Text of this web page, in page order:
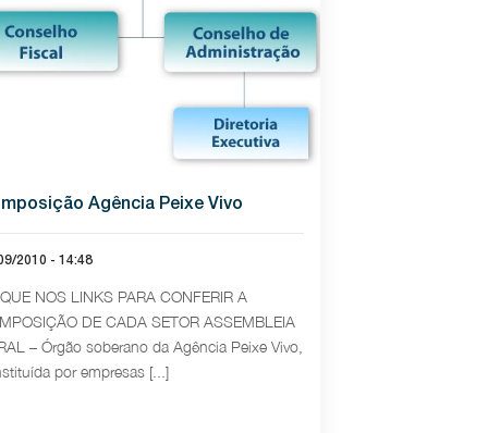
Agência Peixe Vivo
2010 - 14:48
NOS LINKS PARA CONFERIR A
DE CADA SETOR ASSEMBLEIA
– Órgão soberano da Agência Peixe Vivo,
por empresas [...]